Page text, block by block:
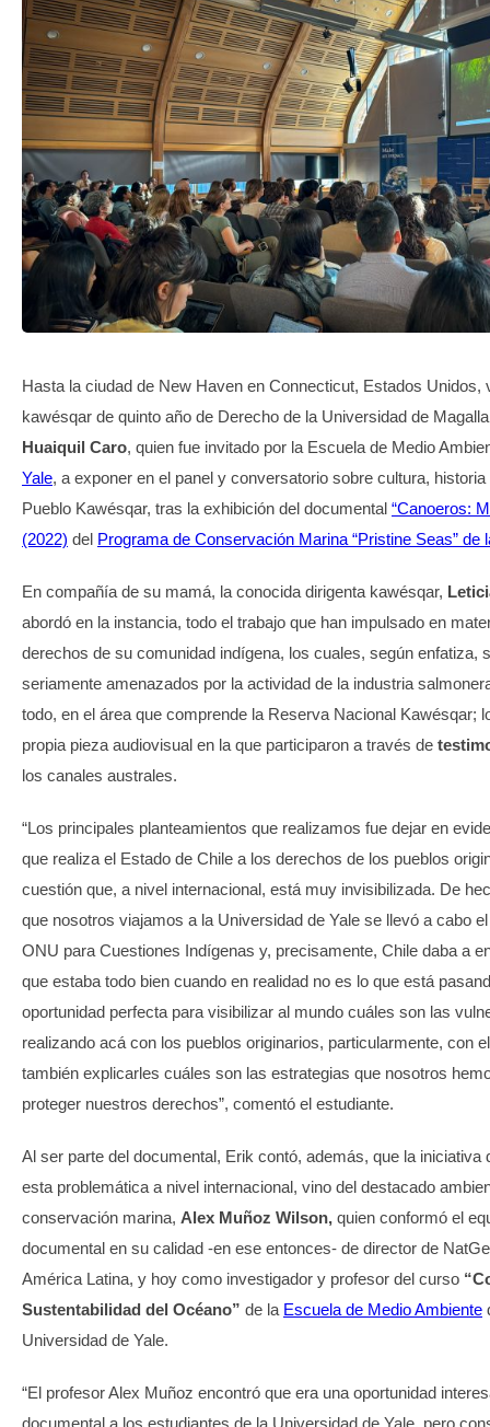
VIDEOS
GALERIA DE FOTOS
APP MÓVIL
TRANSPARENCIA
Hasta la ciudad de New Haven en Connecticut, Estados Unidos,
kawésqar de quinto año de Derecho de la Universidad de
Huaiquil Caro, quien fue invitado por la Escuela de Medio
Yale, a exponer en el panel y conversatorio sobre cultura,
Pueblo Kawésqar, tras la exhibición del documental “Canoeros:
(2022) del Programa de Conservación Marina “Pristine Seas” de
En compañía de su mamá, la conocida dirigenta kawésqar,
abordó en la instancia, todo el trabajo que han impulsado en
derechos de su comunidad indígena, los cuales, según enfatiza,
seriamente amenazados por la actividad de la industria
todo, en el área que comprende la Reserva Nacional Kawésqar;
propia pieza audiovisual en la que participaron a través de
los canales australes.
“Los principales planteamientos que realizamos fue dejar en
que realiza el Estado de Chile a los derechos de los pueblos
cuestión que, a nivel internacional, está muy invisibilizada. De
que nosotros viajamos a la Universidad de Yale se llevó a cabo
ONU para Cuestiones Indígenas y, precisamente, Chile daba a
que estaba todo bien cuando en realidad no es lo que está
oportunidad perfecta para visibilizar al mundo cuáles son las
realizando acá con los pueblos originarios, particularmente, con
también explicarles cuáles son las estrategias que nosotros
proteger nuestros derechos”, comentó el estudiante.
Al ser parte del documental, Erik contó, además, que la iniciativa
esta problemática a nivel internacional, vino del destacado
conservación marina, Alex Muñoz Wilson, quien conformó el
documental en su calidad -en ese entonces- de director de
América Latina, y hoy como investigador y profesor del curso
Sustentabilidad del Océano” de la Escuela de Medio Ambiente
Universidad de Yale.
“El profesor Alex Muñoz encontró que era una oportunidad
documental a los estudiantes de la Universidad de Yale, pero